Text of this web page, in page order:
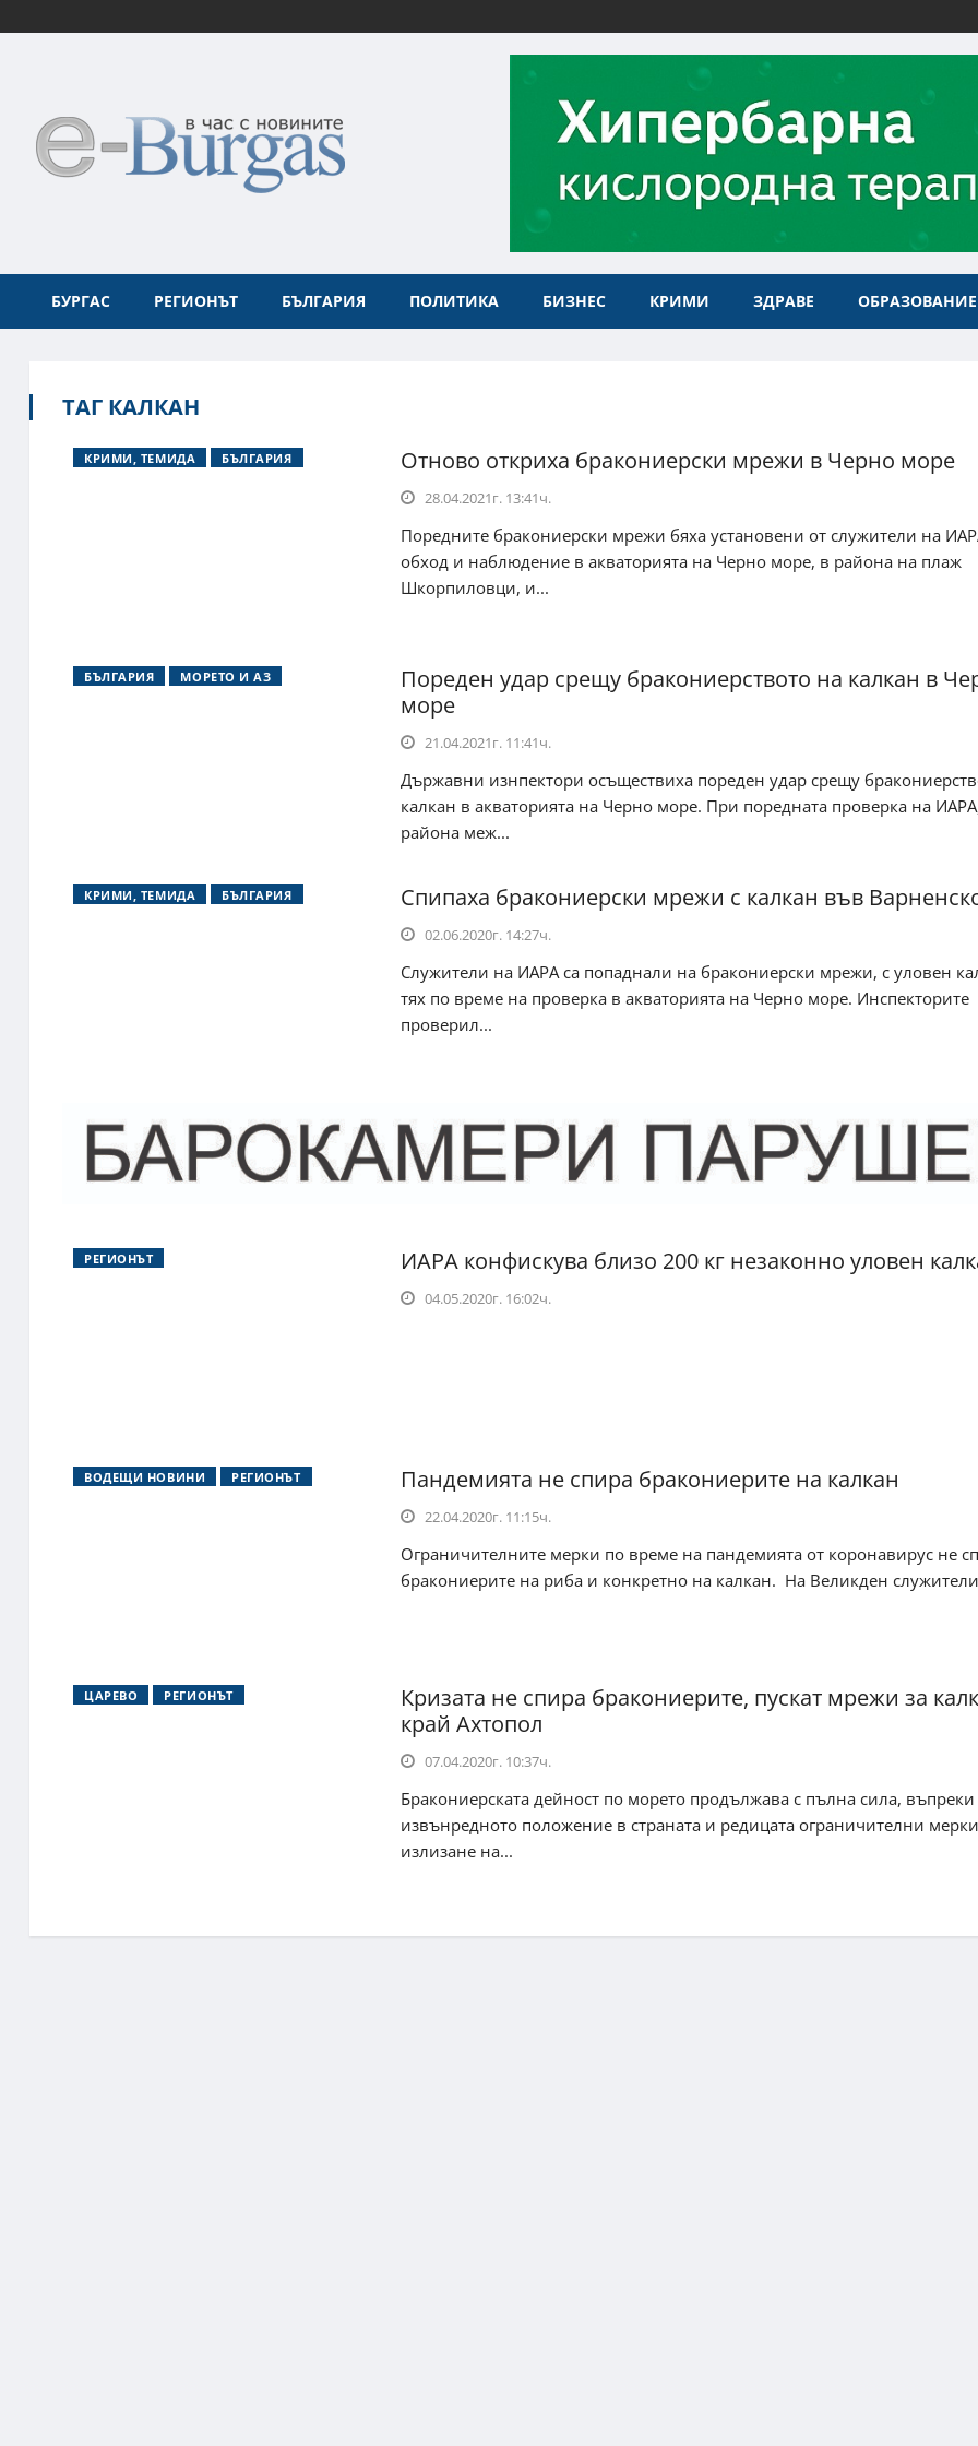
БУРГАС РЕГИОНЪТ БЪЛГАРИЯ ПОЛИТИКА БИЗНЕС КРИМИ ЗДРАВЕ ОБРАЗОВАНИЕ
ТАГ КАЛКАН
КРИМИ, ТЕМИДА БЪЛГАРИЯ Отново откриха бракониерски мрежи в Черно море
28.04.2021г. 13:41ч.
Поредните бракониерски мрежи бяха установени от служители на
обход и наблюдение в акваторията на Черно море, в района на плаж
Шкорпиловци, и...
БЪЛГАРИЯ МОРЕТО И АЗ
Пореден удар срещу бракониерството на калкан в
море
21.04.2021г. 11:41ч.
Държавни изнпектори осъществиха пореден удар срещу
калкан в акваторията на Черно море. При поредната проверка на
района меж...
КРИМИ, ТЕМИДА БЪЛГАРИЯ Спипаха бракониерски мрежи с калкан във
02.06.2020г. 14:27ч.
Служители на ИАРА са попаднали на бракониерски мрежи, с уловен
тях по време на проверка в акваторията на Черно море. Инспекторите
проверил...
РЕГИОНЪТ ИАРА конфискува близо 200 кг незаконно уловен
04.05.2020г. 16:02ч.
ВОДЕЩИ НОВИНИ РЕГИОНЪТ Пандемията не спира бракониерите на калкан
22.04.2020г. 11:15ч.
Ограничителните мерки по време на пандемията от коронавирус не
бракониерите на риба и конкретно на калкан. На Великден
ЦАРЕВО РЕГИОНЪТ
Кризата не спира бракониерите, пускат мрежи за
край Ахтопол
07.04.2020г. 10:37ч.
Бракониерската дейност по морето продължава с пълна сила, въпреки
извънредното положение в страната и редицата ограничителни
излизане на...